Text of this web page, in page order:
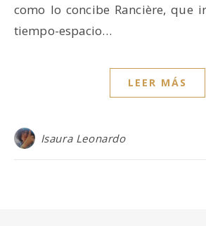
como lo concibe Rancière, que
tiempo-espacio…
LEER MÁS
Isaura Leonardo